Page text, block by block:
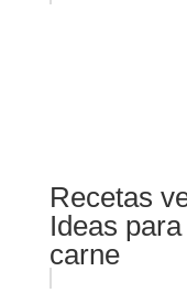
Recetas
Ideas
carne